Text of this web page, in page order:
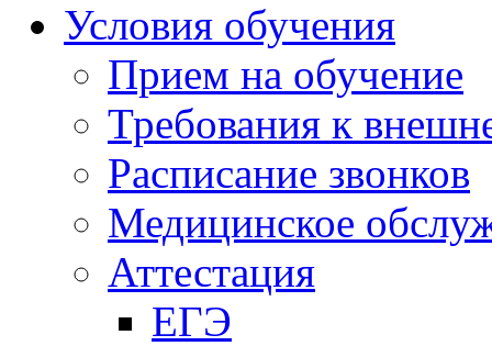
Условия обучения
Прием на обучение
Требования к
Расписание звонков
Медицинское
Аттестация
ЕГЭ